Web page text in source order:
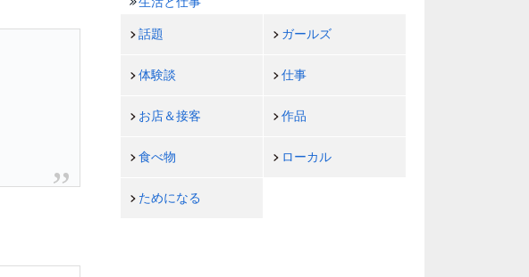
話題 ガールズ
体験談 仕事
お店＆接客 作品
食べ物 ローカル
ためになる